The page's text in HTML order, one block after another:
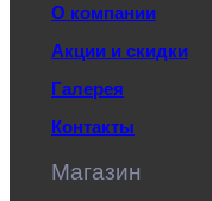
О компании
Акции и скидки
Галерея
Контакты
Магазин